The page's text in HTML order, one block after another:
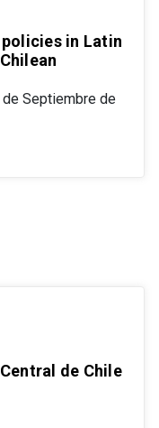
in Latin
Septiembre de
de Chile